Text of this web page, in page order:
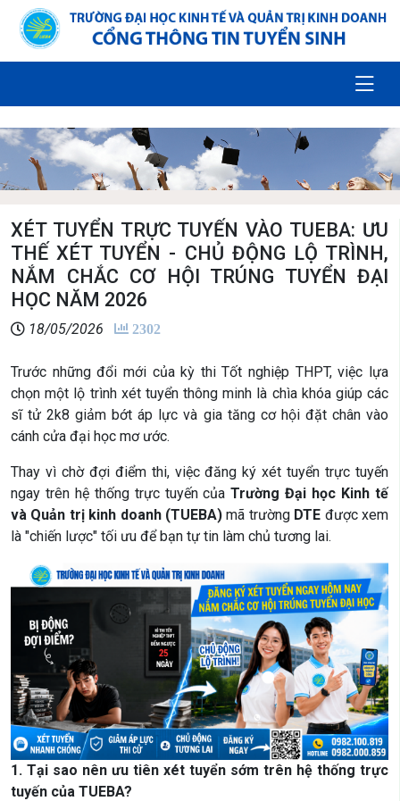
XÉT TUYỂN TRỰC TUYẾN VÀO TUEBA: ƯU
THẾ XÉT TUYỂN - CHỦ ĐỘNG LỘ TRÌNH,
NẮM CHẮC CƠ HỘI TRÚNG TUYỂN ĐẠI
HỌC NĂM 2026
18/05/2026 2302
Trước những đổi mới của kỳ thi Tốt nghiệp THPT, việc lựa
chọn một lộ trình xét tuyển thông minh là chìa khóa giúp các
sĩ tử 2k8 giảm bớt áp lực và gia tăng cơ hội đặt chân vào
cánh cửa đại học mơ ước.
Thay vì chờ đợi điểm thi, việc đăng ký xét tuyển trực tuyến
ngay trên hệ thống trực tuyến củaTrường Đại học Kinh tế
và Quản trị kinh doanh (TUEBA)mã trườngDTE được xem
là "chiến lược" tối ưu để bạn tự tin làm chủ tương lai.
1. Tại sao nên ưu tiên xét tuyển sớm trên hệ thống trực
tuyến của TUEBA?